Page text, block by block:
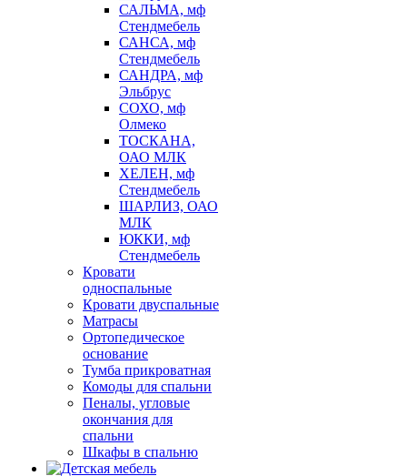
САЛЬМА, мф
Стендмебель
САНСА, мф
Стендмебель
САНДРА, мф
Эльбрус
СОХО, мф
Олмеко
ТОСКАНА,
ОАО МЛК
ХЕЛЕН, мф
Стендмебель
ШАРЛИЗ, ОАО
МЛК
ЮККИ, мф
Стендмебель
Кровати
односпальные
Кровати двуспальные
Матрасы
Ортопедическое
основание
Тумба прикроватная
Комоды для спальни
Пеналы, угловые
окончания для
спальни
Шкафы в спальню